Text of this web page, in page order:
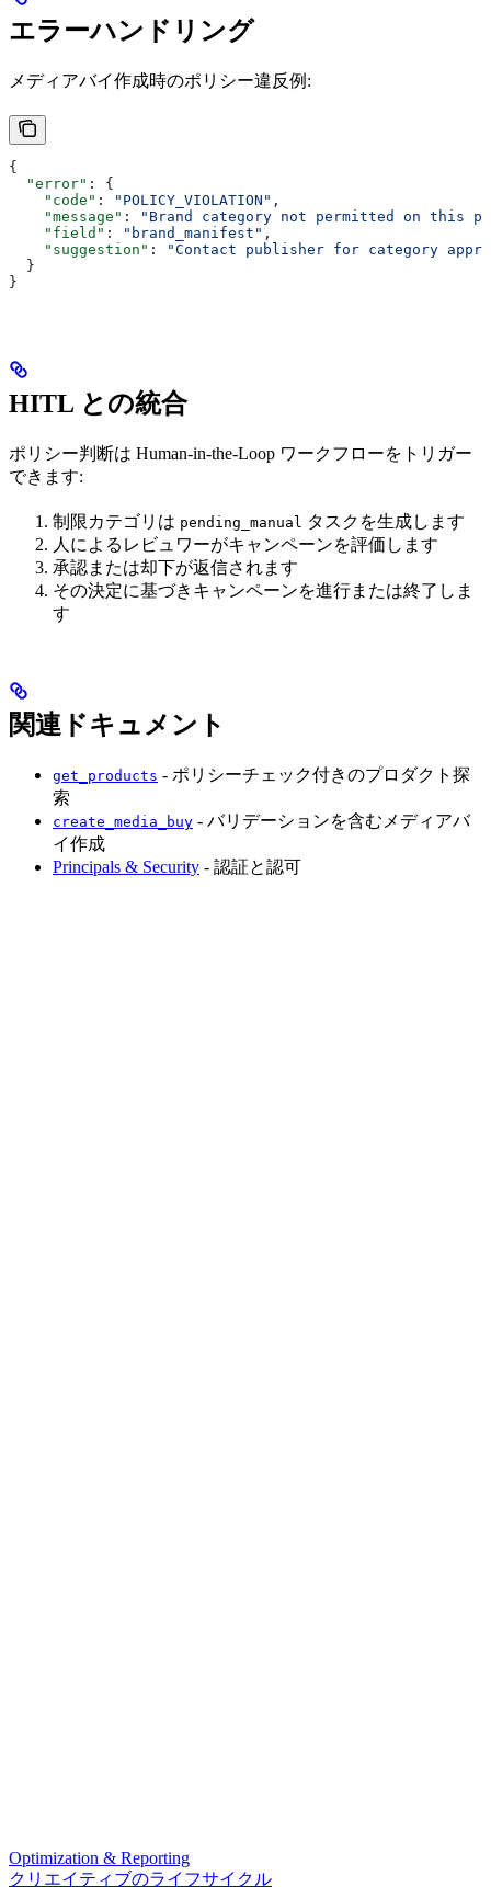
エラーハンドリング
メディアバイ作成時のポリシー違反例:
{
  "error"
: {
    "code"
: "POLICY_VIOLATION" ,
    "message"
:
"Brand category not permitted on this
    "field"
: "brand_manifest" ,
    "suggestion"
:
"Contact publisher for category
  }
}
HITL との統合
ポリシー判断は Human-in-the-Loop ワークフローをトリガー
できます:
制限カテゴリは pending_manual タスクを生成します
人によるレビュワーがキャンペーンを評価します
承認または却下が返信されます
その決定に基づきキャンペーンを進行または終了しま
す
関連ドキュメント
get_products - ポリシーチェック付きのプロダクト探
索
create_media_buy - バリデーションを含むメディアバ
イ作成
Principals & Security - 認証と認可
Optimization & Reporting
クリエイティブのライフサイクル